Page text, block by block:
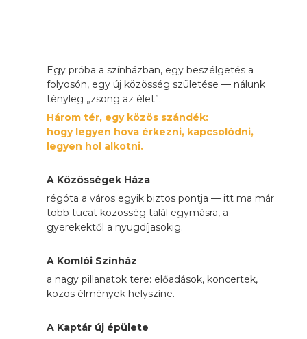
Egy próba a színházban, egy beszélgetés a
folyosón, egy új közösség születése — nálunk
tényleg „zsong az élet”.
Három tér, egy közös szándék:
hogy legyen hova érkezni, kapcsolódni,
legyen hol alkotni.
A Közösségek Háza
régóta a város egyik biztos pontja — itt ma már
több tucat közösség talál egymásra, a
gyerekektől a nyugdíjasokig.
A Komlói Színház
a nagy pillanatok tere: előadások, koncertek,
közös élmények helyszíne.
A Kaptár új épülete